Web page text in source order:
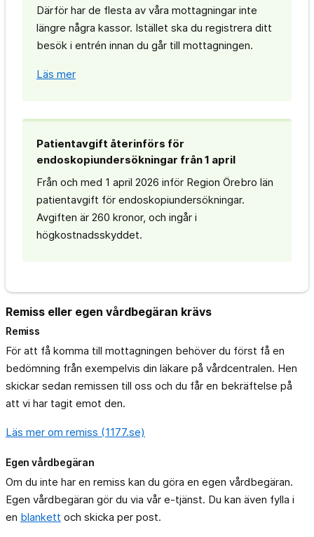
Därför har de flesta av våra mottagningar inte
längre några kassor. Istället ska du registrera ditt
besök i entrén innan du går till mottagningen.
Läs mer
Patientavgift återinförs för
endoskopiundersökningar från 1 april
Från och med 1 april 2026 inför Region Örebro län
patientavgift för endoskopiundersökningar.
Avgiften är 260 kronor, och ingår i
högkostnadsskyddet.
Remiss eller egen vårdbegäran krävs
Remiss
För att få komma till mottagningen behöver du först få en
bedömning från exempelvis din läkare på vårdcentralen. Hen
skickar sedan remissen till oss och du får en bekräftelse på
att vi har tagit emot den.
Läs mer om remiss (1177.se)
Egen vårdbegäran
Om du inte har en remiss kan du göra en egen vårdbegäran.
Egen vårdbegäran gör du via vår e-tjänst. Du kan även fylla i
en blankett och skicka per post.